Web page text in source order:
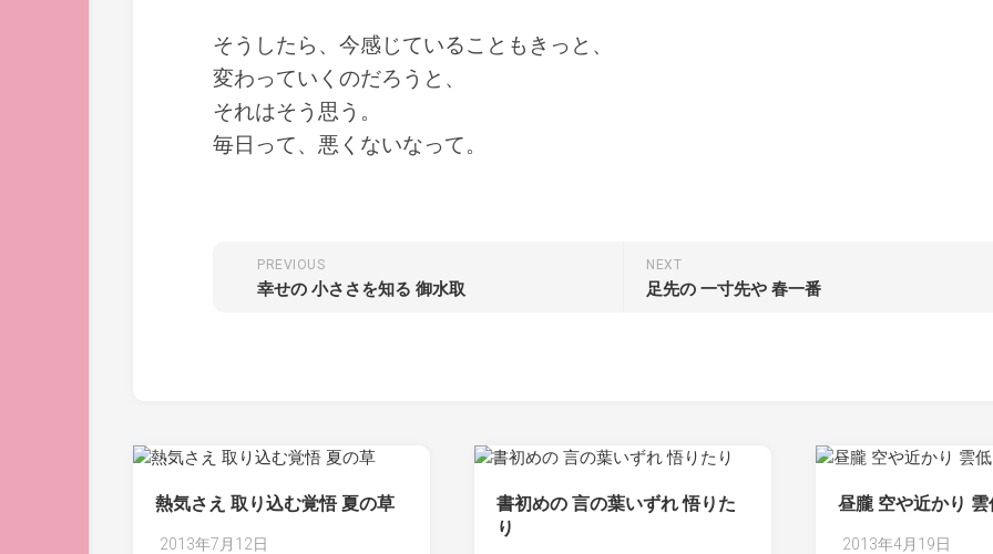
そうしたら、今感じていることもきっと、
変わっていくのだろうと、
それはそう思う。
毎日って、悪くないなって。
NEXT
足先の 一寸先や 春一番
PREVIOUS
幸せの 小ささを知る 御水取
熱気さえ 取り込む覚悟 夏の草
2013年7月12日
書初めの 言の葉いずれ 悟りた
り
昼朧 空や近かり 雲
2013年4月19日